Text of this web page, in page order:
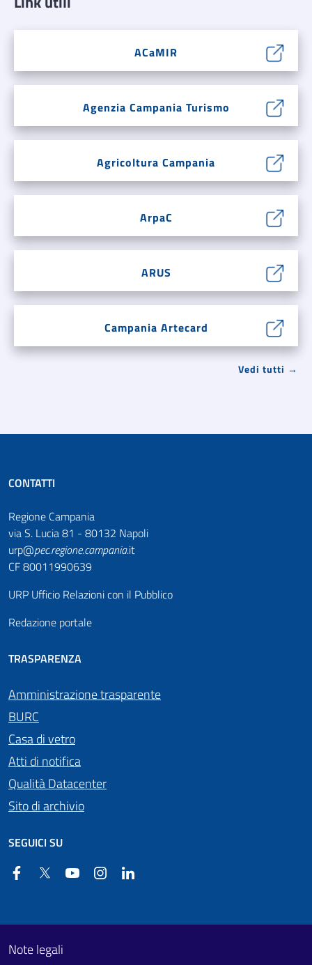
ACaMIR
Agenzia Campania Turismo
Agricoltura Campania
ArpaC
ARUS
Campania Artecard
Vedi tutti →
CONTATTI
Regione Campania
via S. Lucia 81 - 80132 Napoli
urp@pec.regione.campania.it
CF 80011990639
URP Ufficio Relazioni con il Pubblico
Redazione portale
TRASPARENZA
Amministrazione trasparente
BURC
Casa di vetro
Atti di notifica
Qualità Datacenter
Sito di archivio
SEGUICI SU
FacebookTwitter YouTube Instagram
Footer First
Useful links section
Note legali